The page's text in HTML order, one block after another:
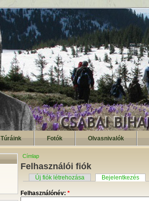
Túráink Fotók Olvasnivalók
Címlap
Felhasználói fiók
Új fiók létrehozása Bejelentkezés
Felhasználónév: *